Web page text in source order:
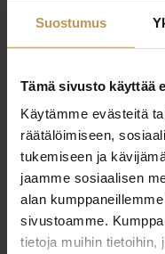
Suostumus
Tämä sivusto käyttää
Käytämme evästeitä
räätälöimiseen,
tukemiseen ja
jaamme sosiaalisen
alan
sivustoamme.
tietoja muihin tietoihin,
Lue artikkeli